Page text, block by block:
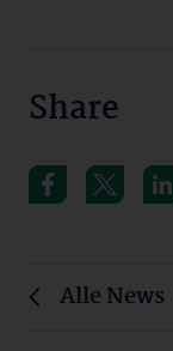
Share
Alle News